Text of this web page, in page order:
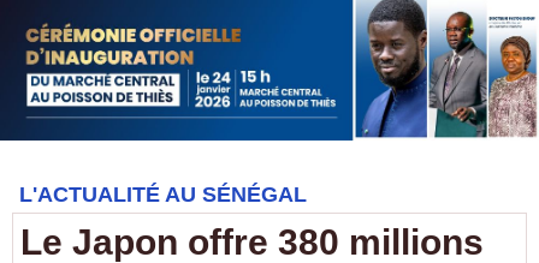
L'ACTUALITÉ AU SÉNÉGAL
Le Japon offre 380 millions